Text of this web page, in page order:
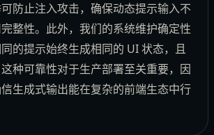
防止注入攻击，确保动态提示输入不
整性。此外，我们的系统维护确定性
的提示始终生成相同的 UI 状态，且
种可靠性对于生产部署至关重要，因
生成式输出能在复杂的前端生态中行